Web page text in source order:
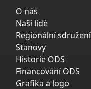
O nás
Naši lidé
Regionální sdružení
Stanovy
Historie ODS
Financování ODS
Grafika a logo